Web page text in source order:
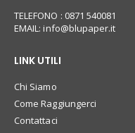
TELEFONO : 0871 540081
EMAIL:info@blupaper.it
LINK UTILI
Chi Siamo
Come Raggiungerci
Contattaci